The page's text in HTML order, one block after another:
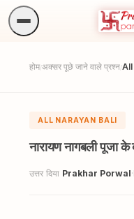
होम/अक्सर पूछे जाने वाले प्रश्न/All
ALL NARAYAN BALI
नारायण नागबली पूजा
उत्तर दिया Prakhar Porwal·